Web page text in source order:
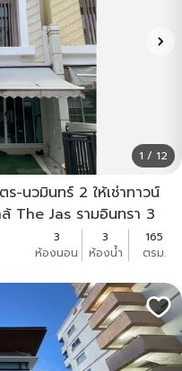
1 / 12
ร-นวมินทร์ 2 ให้เช่าทาวน์
The Jas รามอินทรา 3
3
ห้องนอน
3
ห้องน้ำ
165
ตรม.